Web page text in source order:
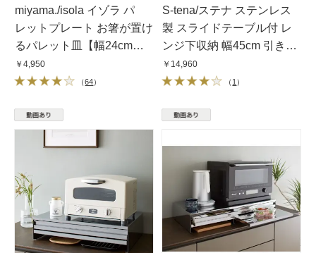
miyama./isola イゾラ パ
レットプレート お箸が置け
るパレット皿【幅24cm（2
枚組）】
￥4,950
（64）
S-tena/ステナ ステンレス
製 スライドテーブル付 レ
ンジ下収納 幅45cm 引き出
し付き
￥14,960
（1）